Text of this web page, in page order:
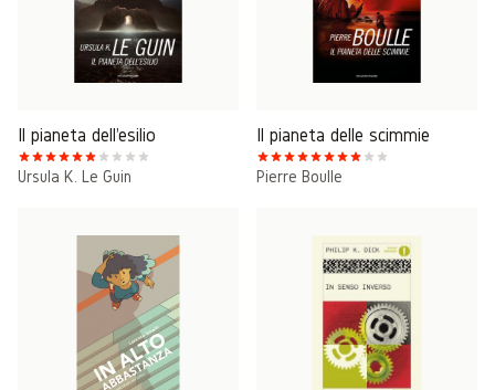
Il pianeta dell'esilio
Ursula K. Le Guin
Il pianeta delle scimmie
Pierre Boulle